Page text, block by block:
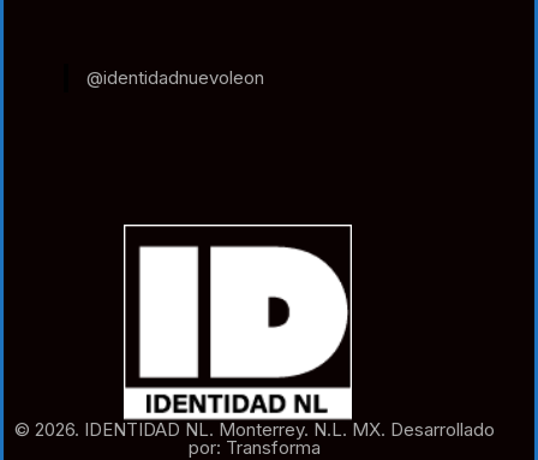
@identidadnuevoleon
© 2026. IDENTIDAD NL. Monterrey. N.L. MX. Desarrollado
por: Transforma